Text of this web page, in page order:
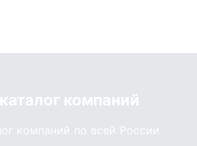
компаний
компаний по всей России